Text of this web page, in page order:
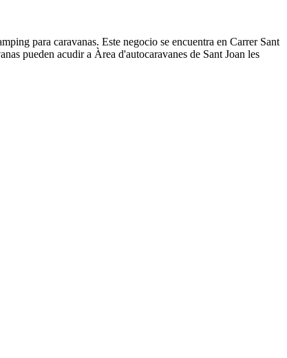
para caravanas. Este negocio se encuentra en Carrer Sant
pueden acudir a Àrea d'autocaravanes de Sant Joan les